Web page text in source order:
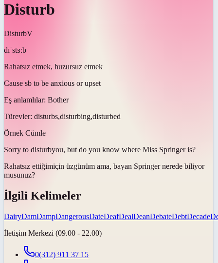
Disturb
DisturbV
dɪˈstɜːb
Rahatsız etmek, huzursuz etmek
Cause sb to be anxious or upset
Eş anlamlılar: Bother
Türevler: disturbs,disturbing,disturbed
Örnek Cümle
Sorry to disturbyou, but do you know where Miss Springer is?
Rahatsız ettiğimiçin üzgünüm ama, bayan Springer nerede biliyor
musunuz?
İlgili Kelimeler
DairyDamDampDangerousDateDeafDealDeanDebateDebtDecade
İletişim Merkezi (09.00 - 22.00)
0(312) 911 37 15